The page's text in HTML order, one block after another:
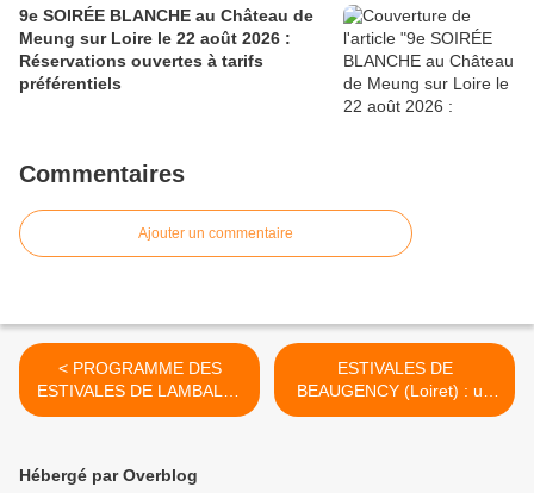
9e SOIRÉE BLANCHE au Château de
Meung sur Loire le 22 août 2026 :
Réservations ouvertes à tarifs
préférentiels
Commentaires
Ajouter un commentaire
< PROGRAMME DES
ESTIVALES DE LAMBALLE
#3 du 11 au 25 juillet à
ESTIVALES DE
BEAUGENCY (Loiret) : un
programme pour bien vivre
Hébergé par Overblog